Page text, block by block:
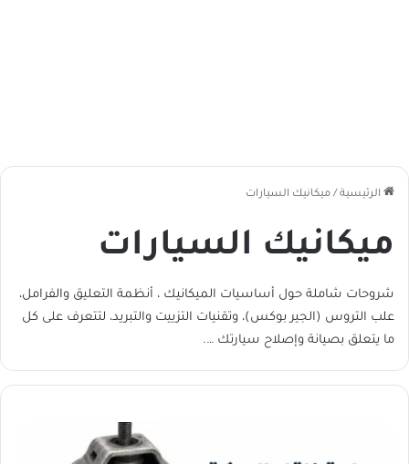
الرئيسية / ميكانيك السيارات
ميكانيك السيارات
شروحات شاملة حول أساسيات الميكانيك ، أنظمة التعليق والفرامل،
علب التروس (الجير بوكس)، وتقنيات التزييت والتبريد، لتتعرف على كل
ما يتعلق بصيانة وإصلاح سيارتك ….